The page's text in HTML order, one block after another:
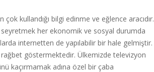
bilgi edinme ve eğlence aracıdır.
her ekonomik ve sosyal durumda
internetten de yapılabilir bir hale gelmiştir.
göstermektedir. Ülkemizde televizyon
kaçırmamak adına özel bir çaba